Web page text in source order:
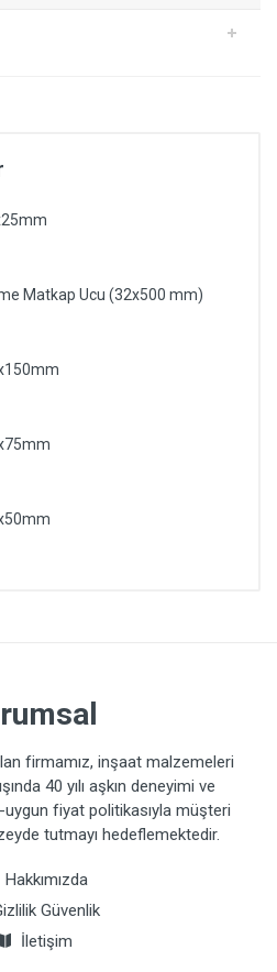
Matkap Ucu (32x500 mm)
firmamız, inşaat malzemeleri
40 yılı aşkın deneyimi ve
fiyat politikasıyla müşteri
tutmayı hedeflemektedir.
Hakkımızda
Güvenlik
İletişim